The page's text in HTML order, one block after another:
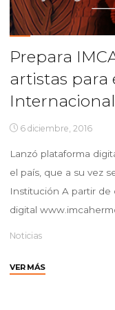
Prepara
artistas para
6 diciembre, 2016
Lanzó plataforma
el país, que a su vez
Institución A partir de
digital
Noticias
VER MÁS"Prepara